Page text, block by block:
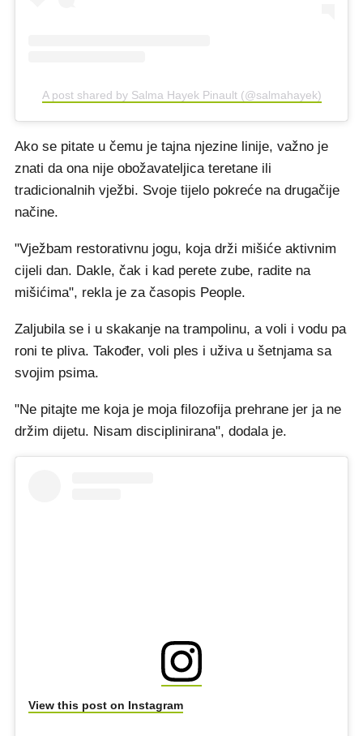
A post shared by Salma Hayek Pinault (@salmahayek)
Ako se pitate u čemu je tajna njezine linije, važno je
znati da ona nije obožavateljica teretane ili
tradicionalnih vježbi. Svoje tijelo pokreće na drugačije
načine.
"Vježbam restorativnu jogu, koja drži mišiće aktivnim
cijeli dan. Dakle, čak i kad perete zube, radite na
mišićima", rekla je za časopis People.
Zaljubila se i u skakanje na trampolinu, a voli i vodu pa
roni te pliva. Također, voli ples i uživa u šetnjama sa
svojim psima.
"Ne pitajte me koja je moja filozofija prehrane jer ja ne
držim dijetu. Nisam disciplinirana", dodala je.
View this post on Instagram